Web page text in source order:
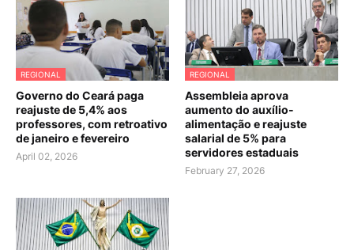
REGIONAL
Governo do Ceará paga
reajuste de 5,4% aos
professores, com retroativo
de janeiro e fevereiro
April 02, 2026
REGIONAL
Assembleia aprova
aumento do auxílio-
alimentação e reajuste
salarial de 5% para
servidores estaduais
February 27, 2026